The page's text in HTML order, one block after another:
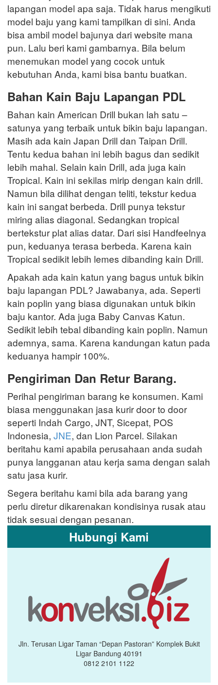
lapangan model apa saja. Tidak harus mengikuti
model baju yang kami tampilkan di sini. Anda
bisa ambil model bajunya dari website mana
pun. Lalu beri kami gambarnya. Bila belum
menemukan model yang cocok untuk
kebutuhan Anda, kami bisa bantu buatkan.
Bahan Kain Baju Lapangan PDL
Bahan kain American Drill bukan lah satu –
satunya yang terbaik untuk bikin baju lapangan.
Masih ada kain Japan Drill dan Taipan Drill.
Tentu kedua bahan ini lebih bagus dan sedikit
lebih mahal. Selain kain Drill, ada juga kain
Tropical. Kain ini sekilas mirip dengan kain drill.
Namun bila dilihat dengan teliti, tekstur kedua
kain ini sangat berbeda. Drill punya tekstur
miring alias diagonal. Sedangkan tropical
bertekstur plat alias datar. Dari sisi Handfeelnya
pun, keduanya terasa berbeda. Karena kain
Tropical sedikit lebih lemes dibanding kain Drill.
Apakah ada kain katun yang bagus untuk bikin
baju lapangan PDL? Jawabanya, ada. Seperti
kain poplin yang biasa digunakan untuk bikin
baju kantor. Ada juga Baby Canvas Katun.
Sedikit lebih tebal dibanding kain poplin. Namun
ademnya, sama. Karena kandungan katun pada
keduanya hampir 100%.
Pengiriman Dan Retur Barang.
Perihal pengiriman barang ke konsumen. Kami
biasa menggunakan jasa kurir door to door
seperti Indah Cargo, JNT, Sicepat, POS
Indonesia, JNE, dan Lion Parcel. Silakan
beritahu kami apabila perusahaan anda sudah
punya langganan atau kerja sama dengan salah
satu jasa kurir.
Segera beritahu kami bila ada barang yang
perlu diretur dikarenakan kondisinya rusak atau
tidak sesuai dengan pesanan.
Hubungi Kami
Jln. Terusan Ligar Taman “Depan Pastoran” Komplek Bukit
Ligar Bandung 40191
0812 2101 1122